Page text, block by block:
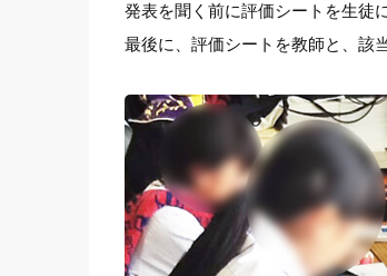
発表を聞く前に評価シートを生徒
最後に、評価シートを教師と、該